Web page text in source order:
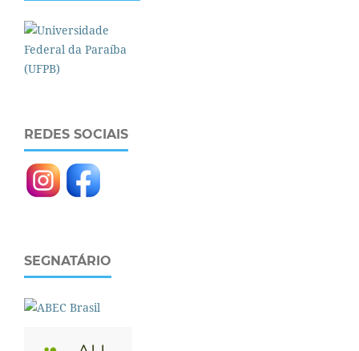
REDES SOCIAIS
SEGNATÁRIO